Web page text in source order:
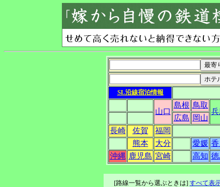
SL沿線宿泊情報
山口
島根 鳥取
広島 岡山
長崎
佐賀
福岡
熊本
大分 愛媛
沖縄 鹿児島 宮崎 高知
[路線一覧から選ぶときは] すべて表